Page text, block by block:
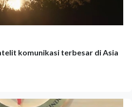
komunikasi terbesar di Asia